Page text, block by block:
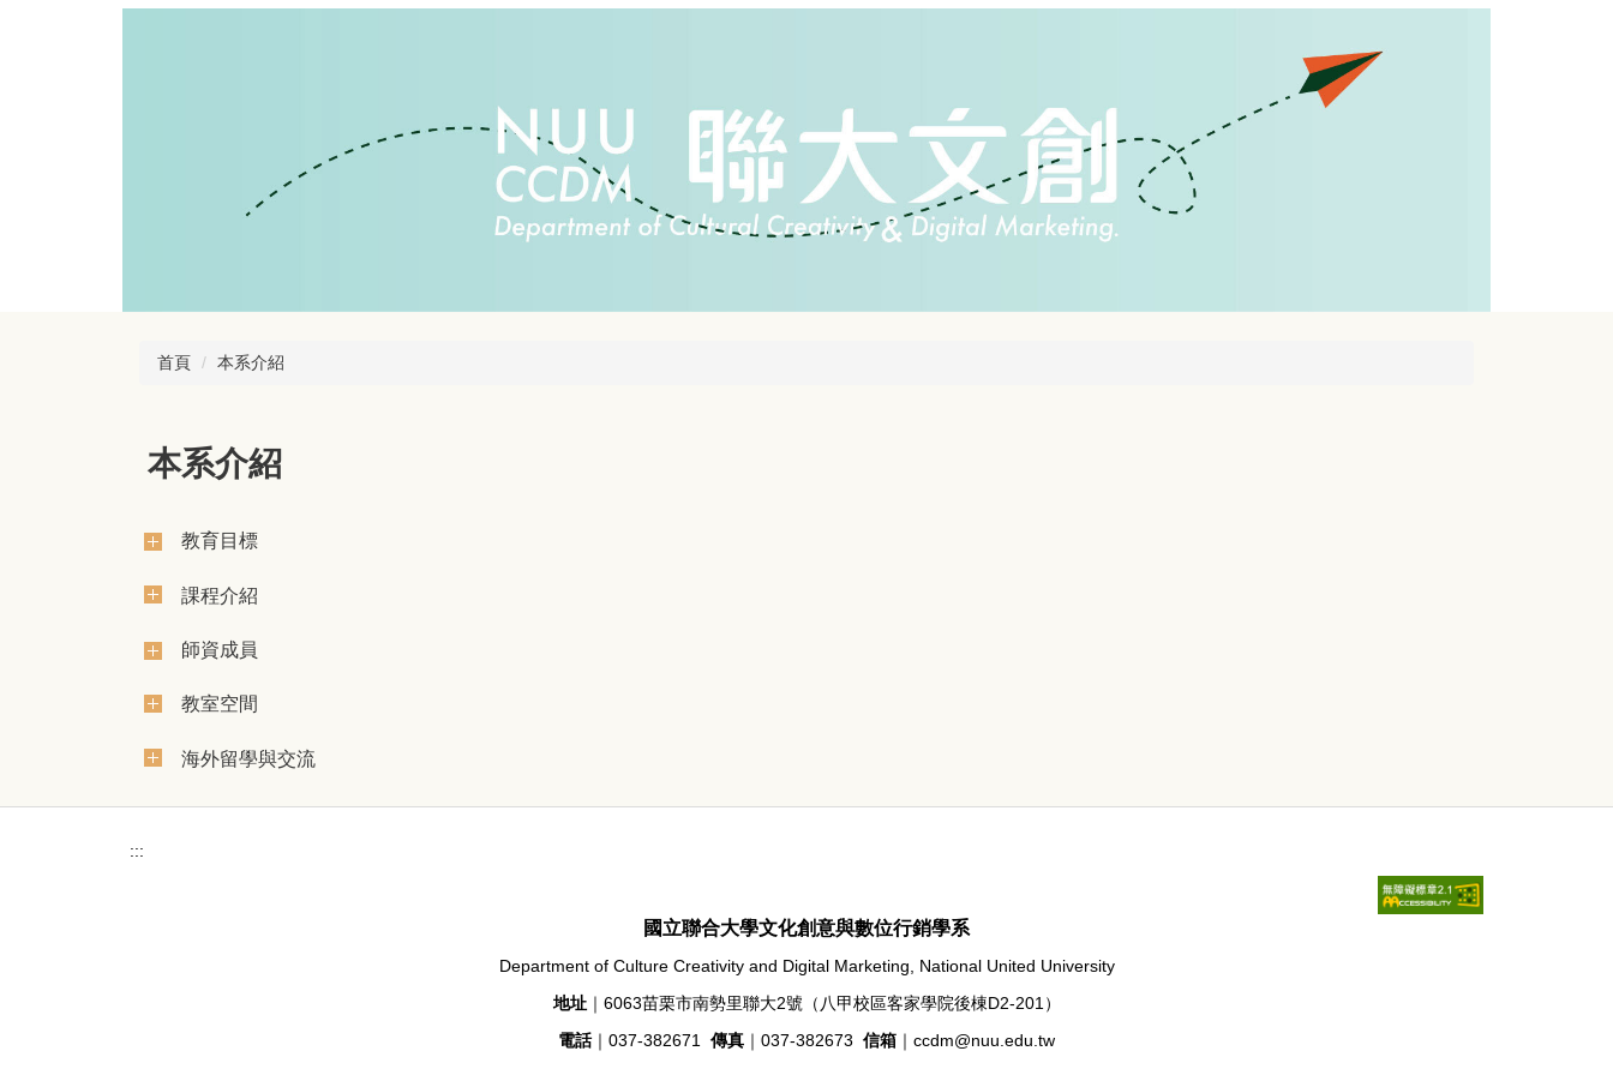
首頁 本系介紹
本系介紹
教育目標
課程介紹
師資成員
教室空間
海外留學與交流
:::
國立聯合大學文化創意與數位行銷學系
Department of Culture Creativity and Digital Marketing, National United University
地址｜6063苗栗市南勢里聯大2號（八甲校區客家學院後棟D2-201）
電話｜037-382671 傳真 ｜037-382673 信箱 ｜ccdm@nuu.edu.tw